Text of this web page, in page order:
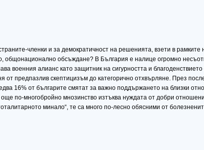
членки и за демократичност на решенията, взети в
общонационално обсъждане? В България е налице огромно
военния алианс като защитник на сигурността и
предпазлив скептицизъм до категорично отхвърляне. През
16% от българите смятат за важно поддържането на близки
по-многобройно мнозинство изтъква нуждата от добри
минало“, те са много по-лесно обясними от